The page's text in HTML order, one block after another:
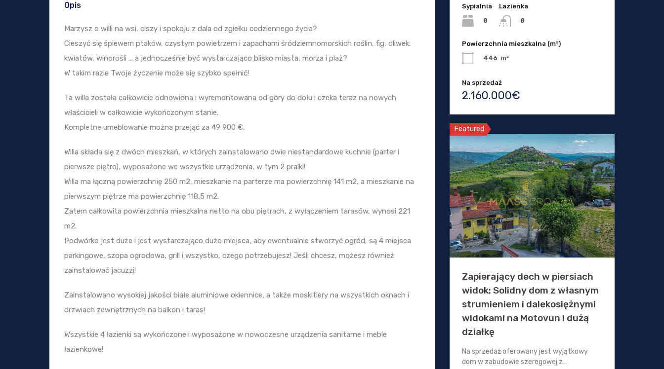
Opis
Marzysz o willi na wsi, ciszy i spokoju z dala od zgiełku codziennego życia?
Cieszyć się śpiewem ptaków, czystym powietrzem i zapachami śródziemnomorskich roślin, fig, oliwek,
kwiatów, winorośli … a jednocześnie być wystarczająco blisko miasta, morza i plaż?
W takim razie Twoje życzenie może się szybko spełnić!
Ta willa została całkowicie odnowiona i wyremontowana od góry do dołu i czeka teraz na nowych
właścicieli w całkowicie wykończonym stanie.
Kompletne umeblowanie można przejąć za 49 900 €.
Willa składa się z dwóch mieszkań, w których zainstalowano dwie niestandardowe kuchnie (parter i
pierwsze piętro), wyposażone we wszystkie urządzenia, w tym 2 pralki!
Willa ma łączną powierzchnię 250 m2, mieszkanie na parterze ma powierzchnię 141 m2, a mieszkanie na
pierwszym piętrze ma powierzchnię 118,5 m2.
Zatem całkowita powierzchnia mieszkalna netto na obu piętrach, z wyłączeniem tarasów, wynosi 221
m2.
Podwórko jest duże i jest wystarczająco dużo miejsca, aby ewentualnie stworzyć ogród, są 4 miejsca
parkingowe, szopa ogrodowa, grill i wszystko, czego potrzebujesz! Jeśli chcesz, możesz również
zainstalować jacuzzi!
Zainstalowano wysokiej jakości białe aluminiowe okiennice, a także moskitiery na wszystkich oknach i
drzwiach zewnętrznych na balkon i taras!
Wszystkie 4 łazienki są wykończone i wyposażone w nowoczesne urządzenia sanitarne i meble
łazienkowe!
Sypialnia
8
Lazienka
8
Powierzchnia mieszkalna (m²)
446 m²
Na sprzedaż
2.160.000€
Featured
Zapierający dech w piersiach
widok: Solidny dom z własnym
strumieniem i dalekosiężnymi
widokami na Motovun i dużą
działkę
Na sprzedaż oferowany jest wyjątkowy
dom w zabudowie szeregowej z…